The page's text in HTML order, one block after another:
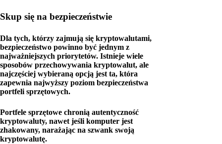
Skup się na bezpieczeństwie
Dla tych, którzy zajmują się kryptowalutami,
bezpieczeństwo powinno być jednym z
najważniejszych priorytetów. Istnieje wiele
sposobów przechowywania kryptowalut, ale
najczęściej wybieraną opcją jest ta, która
zapewnia najwyższy poziom bezpieczeństwa
portfeli sprzętowych.
Portfele sprzętowe chronią autentyczność
kryptowaluty, nawet jeśli komputer jest
zhakowany, narażając na szwank swoją
kryptowalutę.